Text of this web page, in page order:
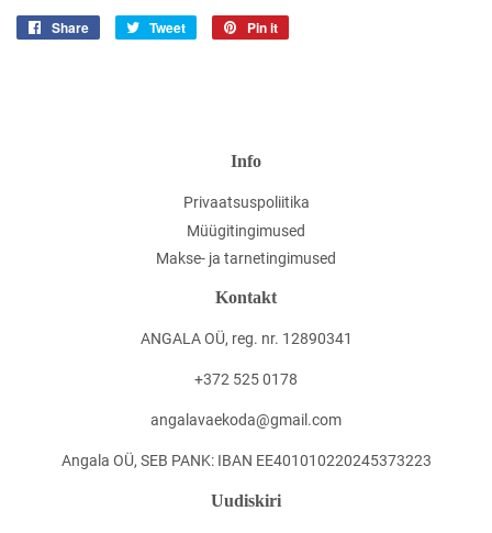
Share
Jaga
Tweet
Jaga
Pin it
Info
Privaatsuspoliitika
Müügitingimused
Makse- ja tarnetingimused
Kontakt
ANGALA OÜ, reg. nr. 12890341
+372 525 0178
angalavaekoda@gmail.com
Angala OÜ, SEB PANK: IBAN EE401010220245373223
Uudiskiri